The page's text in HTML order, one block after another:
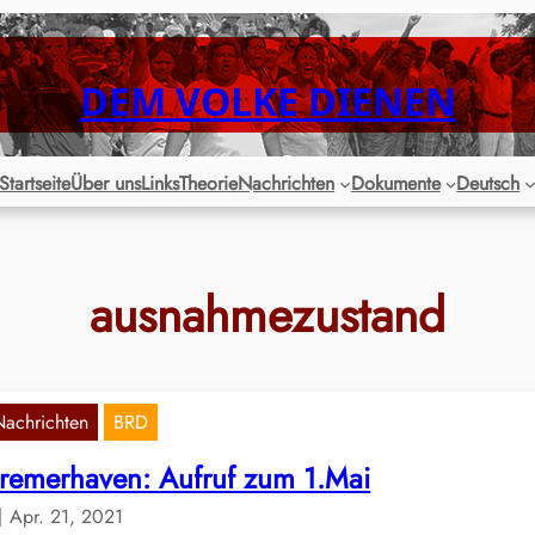
DEM VOLKE DIENEN
StartseiteÜber unsLinksTheorieNachrichten Dokumente Deutsch
ausnahmezustand
BRD
Aufruf zum 1.Mai
Apr. 21, 2021